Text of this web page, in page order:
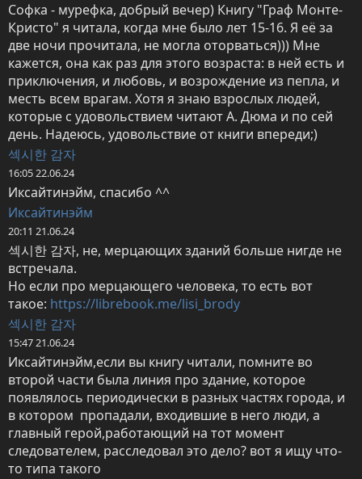
Софка - мурефка, добрый вечер) Книгу "Граф Монте-
Кристо" я читала, когда мне было лет 15-16. Я её за
две ночи прочитала, не могла оторваться))) Мне
кажется, она как раз для этого возраста: в ней есть и
приключения, и любовь, и возрождение из пепла, и
месть всем врагам. Хотя я знаю взрослых людей,
которые с удовольствием читают А. Дюма и по сей
день. Надеюсь, удовольствие от книги впереди;)
섹시한 감자
16:05 22.06.24
Иксайтинэйм, спасибо ^^
Иксайтинэйм
20:11 21.06.24
섹시한 감자, не, мерцающих зданий больше нигде не
встречала.
Но если про мерцающего человека, то есть вот
такое: https://librebook.me/lisi_brody
섹시한 감자
15:47 21.06.24
Иксайтинэйм,если вы книгу читали, помните во
второй части была линия про здание, которое
появлялось периодически в разных частях города, и
в котором  пропадали, входившие в него люди, а
главный герой,работающий на тот момент
следователем, расследовал это дело? вот я ищу что-
то типа такого